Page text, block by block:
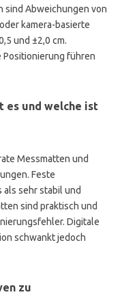
sind Abweichungen von
kamera-basierte
und ±2,0 cm.
Positionierung führen
es und welche ist
Messmatten und
Feste
sehr stabil und
sind praktisch und
Digitale
schwankt jedoch
zu